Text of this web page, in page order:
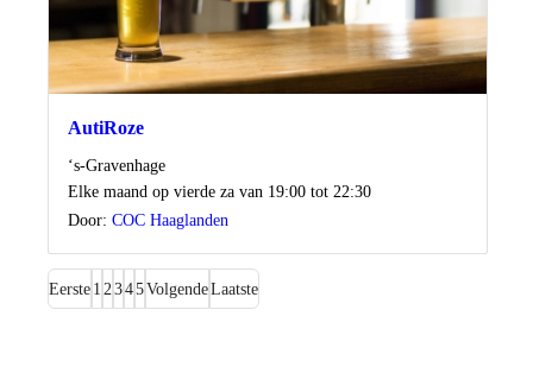
AutiRoze
Locatie
‘s-Gravenhage
Wanneer
Elke maand op vierde za van 19:00 tot 22:30
Door: COC Haaglanden
Eerste 1 2 345VolgendeLaatste